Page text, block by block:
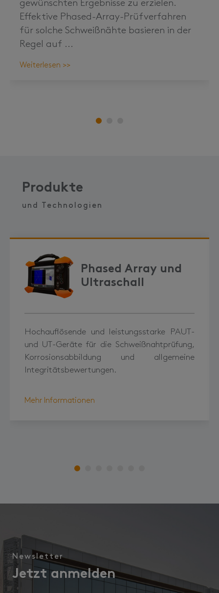
gewünschten Ergebnisse zu erzielen.
Effektive Phased-Array-Prüfverfahren
für solche Schweißnähte basieren in der
Regel auf ...
Weiterlesen >>
Produkte
und Technologien
Phased Array und
Ultraschall
Hochauflösende und leistungsstarke PAUT-
und UT-Geräte für die Schweißnahtprüfung,
Korrosionsabbildung und allgemeine
Integritätsbewertungen.
Mehr Informationen
Newsletter
Jetzt anmelden